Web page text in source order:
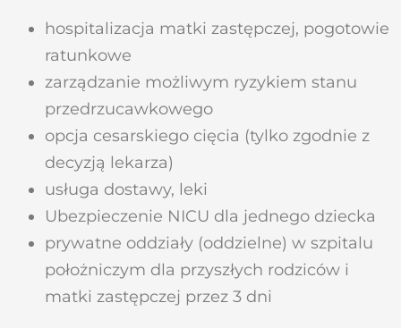
hospitalizacja matki zastępczej, pogotowie
ratunkowe
zarządzanie możliwym ryzykiem stanu
przedrzucawkowego
opcja cesarskiego cięcia (tylko zgodnie z
decyzją lekarza)
usługa dostawy, leki
Ubezpieczenie NICU dla jednego dziecka
prywatne oddziały (oddzielne) w szpitalu
położniczym dla przyszłych rodziców i
matki zastępczej przez 3 dni